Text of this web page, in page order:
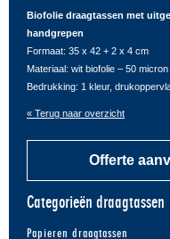
Biofolie draagtassen met
handgrepen
Formaat: 35 x 42 + 2 x 4 cm
Materiaal: wit biofolie – 50 micron
Bedrukking: 1 kleur,
« Terug naar overzicht
Offerte
Categorieën draagtassen
Papieren draagtassen